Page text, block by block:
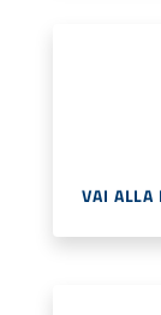
VAI ALLA